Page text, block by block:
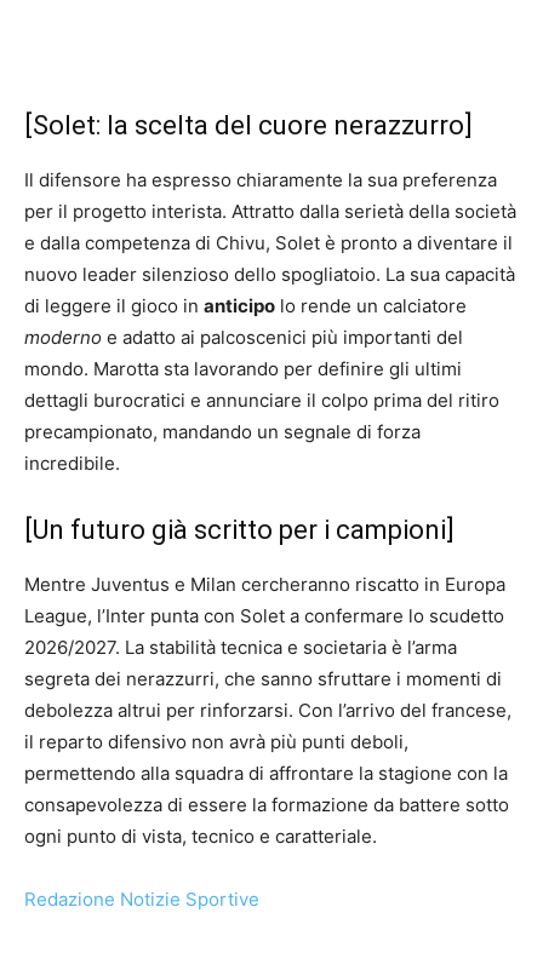
[Solet: la scelta del cuore nerazzurro]
Il difensore ha espresso chiaramente la sua preferenza
per il progetto interista. Attratto dalla serietà della società
e dalla competenza di Chivu, Solet è pronto a diventare il
nuovo leader silenzioso dello spogliatoio. La sua capacità
di leggere il gioco in anticipo lo rende un calciatore
moderno e adatto ai palcoscenici più importanti del
mondo. Marotta sta lavorando per definire gli ultimi
dettagli burocratici e annunciare il colpo prima del ritiro
precampionato, mandando un segnale di forza
incredibile.
[Un futuro già scritto per i campioni]
Mentre Juventus e Milan cercheranno riscatto in Europa
League, l’Inter punta con Solet a confermare lo scudetto
2026/2027. La stabilità tecnica e societaria è l’arma
segreta dei nerazzurri, che sanno sfruttare i momenti di
debolezza altrui per rinforzarsi. Con l’arrivo del francese,
il reparto difensivo non avrà più punti deboli,
permettendo alla squadra di affrontare la stagione con la
consapevolezza di essere la formazione da battere sotto
ogni punto di vista, tecnico e caratteriale.
Redazione Notizie Sportive